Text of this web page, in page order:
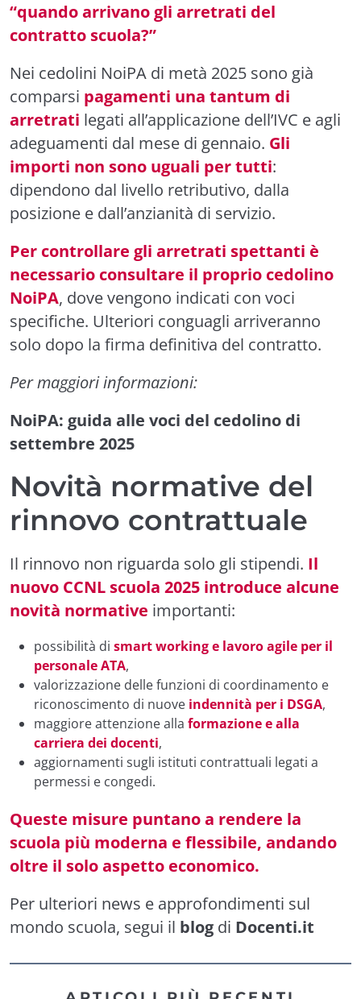
“quando arrivano gli arretrati del
contratto scuola?”
Nei cedolini NoiPA di metà 2025 sono già
comparsi pagamenti una tantum di
arretrati legati all’applicazione dell’IVC e agli
adeguamenti dal mese di gennaio. Gli
importi non sono uguali per tutti:
dipendono dal livello retributivo, dalla
posizione e dall’anzianità di servizio.
Per controllare gli arretrati spettanti è
necessario consultare il proprio cedolino
NoiPA, dove vengono indicati con voci
specifiche. Ulteriori conguagli arriveranno
solo dopo la firma definitiva del contratto.
Per maggiori informazioni:
NoiPA: guida alle voci del cedolino di
settembre 2025
Novità normative del
rinnovo contrattuale
Il rinnovo non riguarda solo gli stipendi. Il
nuovo CCNL scuola 2025 introduce alcune
novità normative importanti:
possibilità di smart working e lavoro agile per il
personale ATA,
valorizzazione delle funzioni di coordinamento e
riconoscimento di nuove indennità per i DSGA,
maggiore attenzione alla formazione e alla
carriera dei docenti,
aggiornamenti sugli istituti contrattuali legati a
permessi e congedi.
Queste misure puntano a rendere la
scuola più moderna e flessibile, andando
oltre il solo aspetto economico.
Per ulteriori news e approfondimenti sul
mondo scuola, segui il blog di Docenti.it